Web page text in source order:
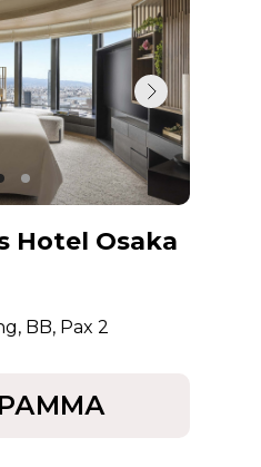
Hotel Osaka
BB, Pax 2